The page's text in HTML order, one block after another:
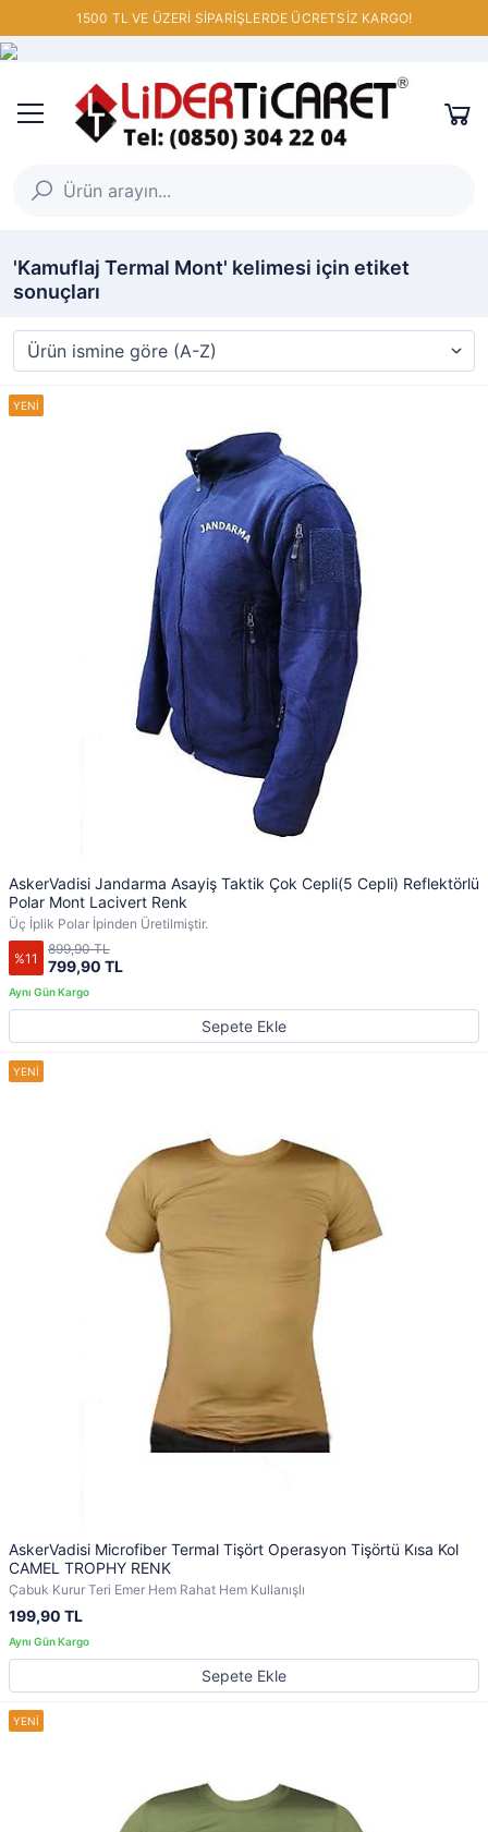
1500 TL VE ÜZERİ SİPARİŞLERDE ÜCRETSİZ KARGO!
'Kamuflaj Termal Mont' kelimesi için etiket
sonuçları
AskerVadisi Jandarma Asayiş Taktik Çok Cepli(5 Cepli) Reflektörlü
Polar Mont Lacivert Renk
Üç İplik Polar İpinden Üretilmiştir.
%11 799,90 TL
899,90 TL
Sepete Ekle
AskerVadisi Microfiber Termal Tişört Operasyon Tişörtü Kısa Kol
CAMEL TROPHY RENK
Çabuk Kurur Teri Emer Hem Rahat Hem Kullanışlı
199,90 TL
Sepete Ekle